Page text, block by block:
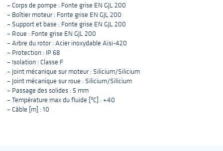
– Corps de pompe : Fonte grise EN GJL 200
– Boîtier moteur : Fonte grise EN GJL 200
– Support et base : Fonte grise EN GJL 200
– Roue : Fonte grise EN GJL 200
– Arbre du rotor : Acier inoxydable Aisi-420
– Protection : IP 68
– Isolation : Classe F
– Joint mécanique sur moteur : Silicium/Silicium
– Joint mécanique sur roue : Silicium/Silicium
– Passage des solides : 5 mm
– Température max du fluide [ºC] : +40
– Câble [m] : 10